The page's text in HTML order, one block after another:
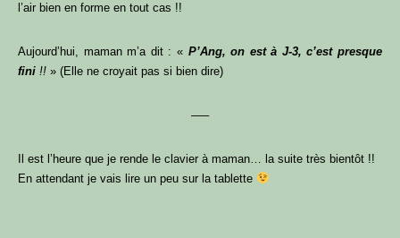
l’air bien en forme en tout cas !!
Aujourd’hui, maman m’a dit : « P’Ang, on est à J-3, c’est presque
fini !! » (Elle ne croyait pas si bien dire)
—–
Il est l’heure que je rende le clavier à maman… la suite très bientôt !!
En attendant je vais lire un peu sur la tablette
JE VALIDE !